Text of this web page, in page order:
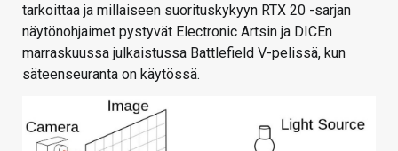
tarkoittaa ja millaiseen suorituskykyyn RTX 20 -sarjan
näytönohjaimet pystyvät Electronic Artsin ja DICEn
marraskuussa julkaistussa Battlefield V-pelissä, kun
säteenseuranta on käytössä.